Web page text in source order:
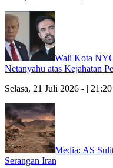
Wali Kota
Netanyahu atas Kejahatan
Selasa, 21 Juli 2026 - |
Media: AS
Serangan Iran